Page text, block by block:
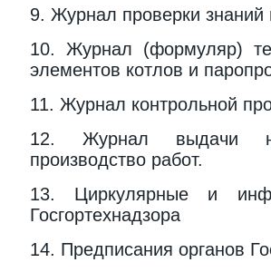
9. Журнал проверки знаний
10. Журнал (формуляр)
элементов котлов и
11. Журнал контрольной
12. Журнал выдачи
производство работ.
13. Циркулярные и
Госгортехнадзора
14. Предписания органов